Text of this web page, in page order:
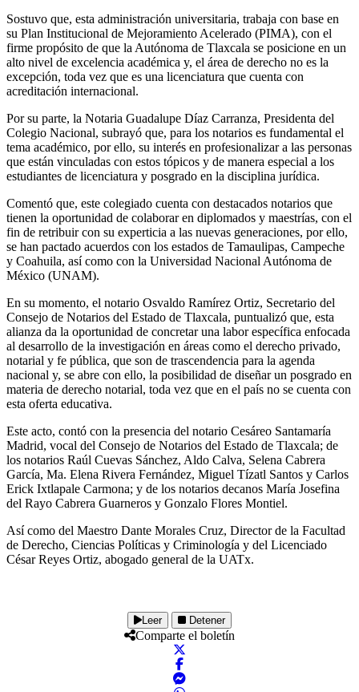
Sostuvo que, esta administración universitaria, trabaja con base en
su Plan Institucional de Mejoramiento Acelerado (PIMA), con el
firme propósito de que la Autónoma de Tlaxcala se posicione en un
alto nivel de excelencia académica y, el área de derecho no es la
excepción, toda vez que es una licenciatura que cuenta con
acreditación internacional.
Por su parte, la Notaria Guadalupe Díaz Carranza, Presidenta del
Colegio Nacional, subrayó que, para los notarios es fundamental el
tema académico, por ello, su interés en profesionalizar a las personas
que están vinculadas con estos tópicos y de manera especial a los
estudiantes de licenciatura y posgrado en la disciplina jurídica.
Comentó que, este colegiado cuenta con destacados notarios que
tienen la oportunidad de colaborar en diplomados y maestrías, con el
fin de retribuir con su experticia a las nuevas generaciones, por ello,
se han pactado acuerdos con los estados de Tamaulipas, Campeche
y Coahuila, así como con la Universidad Nacional Autónoma de
México (UNAM).
En su momento, el notario Osvaldo Ramírez Ortiz, Secretario del
Consejo de Notarios del Estado de Tlaxcala, puntualizó que, esta
alianza da la oportunidad de concretar una labor específica enfocada
al desarrollo de la investigación en áreas como el derecho privado,
notarial y fe pública, que son de trascendencia para la agenda
nacional y, se abre con ello, la posibilidad de diseñar un posgrado en
materia de derecho notarial, toda vez que en el país no se cuenta con
esta oferta educativa.
Este acto, contó con la presencia del notario Cesáreo Santamaría
Madrid, vocal del Consejo de Notarios del Estado de Tlaxcala; de
los notarios Raúl Cuevas Sánchez, Aldo Calva, Selena Cabrera
García, Ma. Elena Rivera Fernández, Miguel Tízatl Santos y Carlos
Erick Ixtlapale Carmona; y de los notarios decanos María Josefina
del Rayo Cabrera Guarneros y Gonzalo Flores Montiel.
Así como del Maestro Dante Morales Cruz, Director de la Facultad
de Derecho, Ciencias Políticas y Criminología y del Licenciado
César Reyes Ortiz, abogado general de la UATx.
Leer Detener
Comparte el boletín